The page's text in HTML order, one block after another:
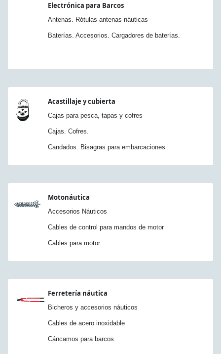
Electrónica para Barcos
Antenas. Rótulas antenas náuticas
Baterías. Accesorios. Cargadores de baterías.
Acastillaje y cubierta
Cajas para pesca, tapas y cofres
Cajas. Cofres.
Candados. Bisagras para embarcaciones
Motonáutica
Accesorios Náuticos
Cables de control para mandos de motor
Cables para motor
Ferretería náutica
Bicheros y accesorios náuticos
Cables de acero inoxidable
Cáncamos para barcos